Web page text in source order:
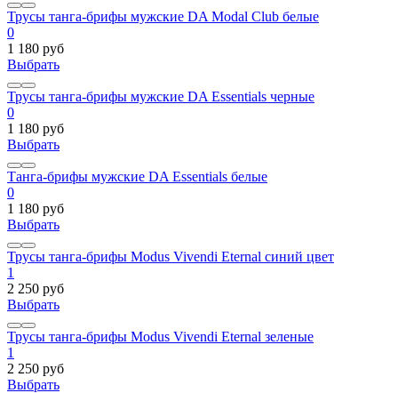
Трусы танга-брифы мужские DA Modal Club белые
0
1 180 руб
Выбрать
Трусы танга-брифы мужские DA Essentials черные
0
1 180 руб
Выбрать
Танга-брифы мужские DA Essentials белые
0
1 180 руб
Выбрать
Трусы танга-брифы Modus Vivendi Eternal синий цвет
1
2 250 руб
Выбрать
Трусы танга-брифы Modus Vivendi Eternal зеленые
1
2 250 руб
Выбрать